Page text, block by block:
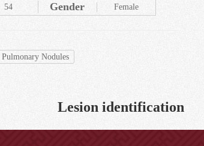
54 Gender Female
Pulmonary Nodules
Lesion identification